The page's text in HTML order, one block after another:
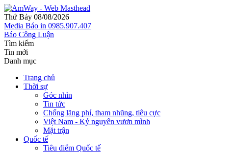
Thứ Bảy 08/08/2026
Media Báo in 0985.907.407
Báo Công Luận
Tìm kiếm
Tin mới
Danh mục
Trang chủ
Thời sự
Góc nhìn
Tin tức
Chống lãng phí, tham nhũng, tiêu cực
Việt Nam - Kỷ nguyên vươn mình
Mặt trận
Quốc tế
Tiêu điểm Quốc tế